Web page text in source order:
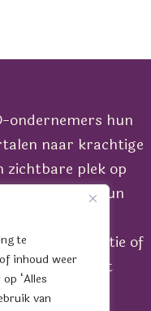
te
inhoud weer
‘Alles
van
ondernemers hun
naar krachtige
zichtbare plek op
fases van hun
communicatie of
in met